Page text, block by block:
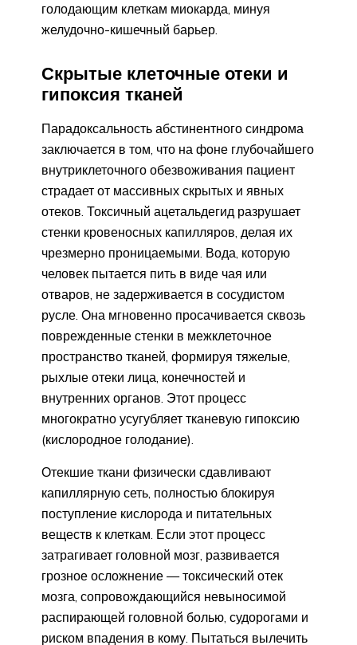
голодающим клеткам миокарда, минуя
желудочно-кишечный барьер.
Скрытые клеточные отеки и
гипоксия тканей
Парадоксальность абстинентного синдрома
заключается в том, что на фоне глубочайшего
внутриклеточного обезвоживания пациент
страдает от массивных скрытых и явных
отеков. Токсичный ацетальдегид разрушает
стенки кровеносных капилляров, делая их
чрезмерно проницаемыми. Вода, которую
человек пытается пить в виде чая или
отваров, не задерживается в сосудистом
русле. Она мгновенно просачивается сквозь
поврежденные стенки в межклеточное
пространство тканей, формируя тяжелые,
рыхлые отеки лица, конечностей и
внутренних органов. Этот процесс
многократно усугубляет тканевую гипоксию
(кислородное голодание).
Отекшие ткани физически сдавливают
капиллярную сеть, полностью блокируя
поступление кислорода и питательных
веществ к клеткам. Если этот процесс
затрагивает головной мозг, развивается
грозное осложнение — токсический отек
мозга, сопровождающийся невыносимой
распирающей головной болью, судорогами и
риском впадения в кому. Пытаться вылечить